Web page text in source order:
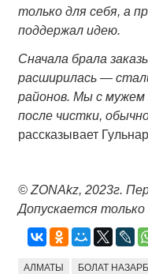
только для себя, а
поддержал идею.
Сначала брала
расширилась —
районов. Мы с мужем
после чистки,
рассказывает
© ZONAkz, 2023г.
Допускается
АЛМАТЫ БОЛАТ